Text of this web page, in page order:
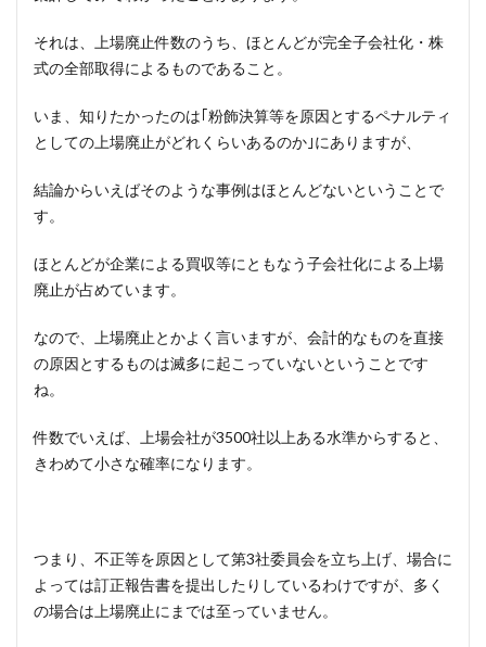
それは、上場廃止件数のうち、ほとんどが完全子会社化・株
式の全部取得によるものであること。
いま、知りたかったのは｢粉飾決算等を原因とするペナルティ
としての上場廃止がどれくらいあるのか｣にありますが、
結論からいえばそのような事例はほとんどないということで
す。
ほとんどが企業による買収等にともなう子会社化による上場
廃止が占めています。
なので、上場廃止とかよく言いますが、会計的なものを直接
の原因とするものは滅多に起こっていないということです
ね。
件数でいえば、上場会社が3500社以上ある水準からすると、
きわめて小さな確率になります。
つまり、不正等を原因として第3社委員会を立ち上げ、場合に
よっては訂正報告書を提出したりしているわけですが、多く
の場合は上場廃止にまでは至っていません。